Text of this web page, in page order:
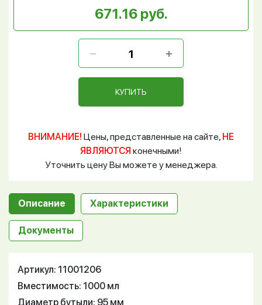
671.16 руб.
КУПИТЬ
ВНИМАНИЕ! Цены, представленные на сайте, НЕ
ЯВЛЯЮТСЯ конечными!
Уточнить цену Вы можете у менеджера.
Описание Характеристики
Документы
Артикул: 11001206
Вместимость: 1000 мл
Диаметр бутыли: 95 мм